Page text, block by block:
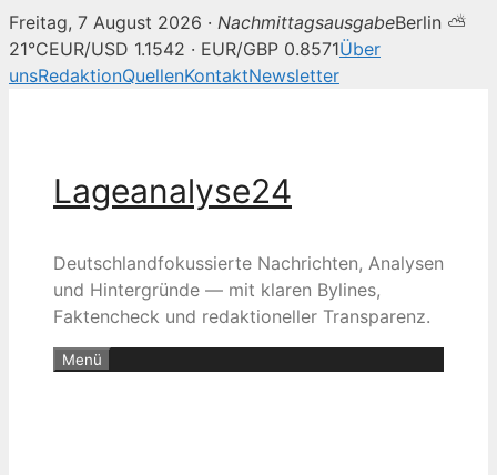
Freitag, 7 August 2026 · NachmittagsausgabeBerlin ⛅
21°CEUR/USD 1.1542 · EUR/GBP 0.8571Über
unsRedaktionQuellenKontaktNewsletter
Lageanalyse24
Deutschlandfokussierte Nachrichten, Analysen
und Hintergründe — mit klaren Bylines,
Faktencheck und redaktioneller Transparenz.
Menü